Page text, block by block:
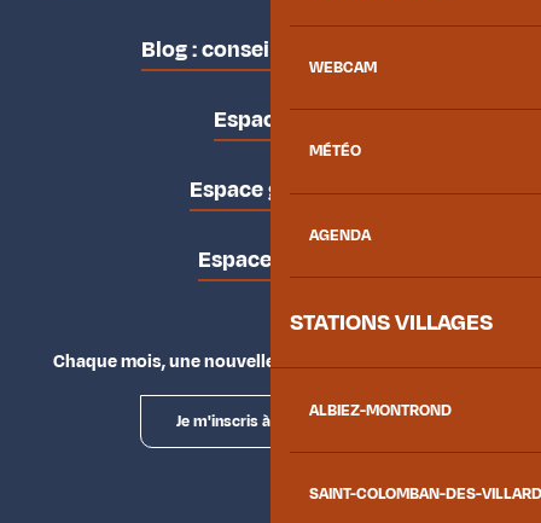
WEBCAM
MÉTÉO
AGENDA
STATIONS VILLAGES
ALBIEZ-MONTROND
SAINT-COLOMBAN-DES-
Blog : conseils des locaux
Espace pro
Espace groupes
Espace presse
Chaque mois, une nouvelle façon d'explorer la vallée.
Je m'inscris à la newsletter